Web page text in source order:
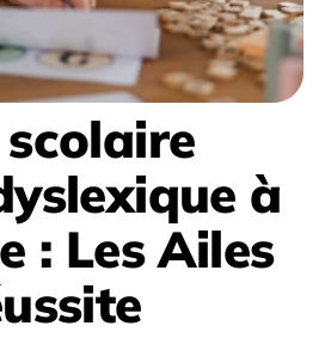
à
: Les Ailes